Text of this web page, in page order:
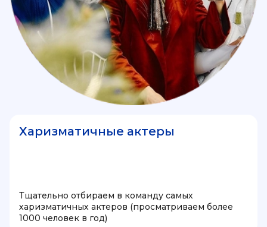
Харизматичные актеры
Тщательно отбираем в команду самых
харизматичных актеров (просматриваем более
1000 человек в год)